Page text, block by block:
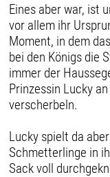
Eines aber war, ist
vor allem ihr
Moment, in dem
bei den Königs die
immer der
Prinzessin Lucky
verscherbeln.
Lucky spielt da
Schmetterlinge in
Sack voll